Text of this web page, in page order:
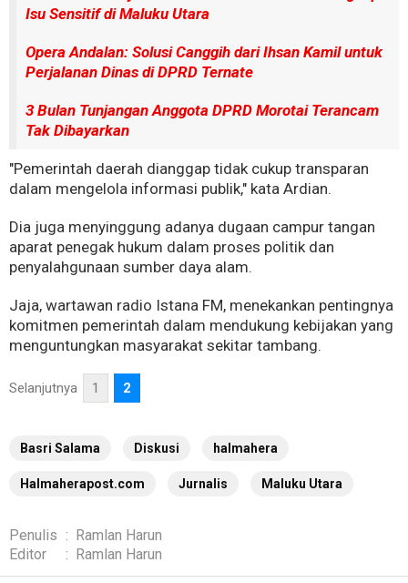
Isu Sensitif di Maluku Utara
Opera Andalan: Solusi Canggih dari Ihsan Kamil untuk
Perjalanan Dinas di DPRD Ternate
3 Bulan Tunjangan Anggota DPRD Morotai Terancam
Tak Dibayarkan
"Pemerintah daerah dianggap tidak cukup transparan
dalam mengelola informasi publik," kata Ardian.
Dia juga menyinggung adanya dugaan campur tangan
aparat penegak hukum dalam proses politik dan
penyalahgunaan sumber daya alam.
Jaja, wartawan radio Istana FM, menekankan pentingnya
komitmen pemerintah dalam mendukung kebijakan yang
menguntungkan masyarakat sekitar tambang.
Selanjutnya 1 2
Basri Salama Diskusi halmahera
Halmaherapost.com Jurnalis Maluku Utara
Penulis : Ramlan Harun
Editor
: Ramlan Harun